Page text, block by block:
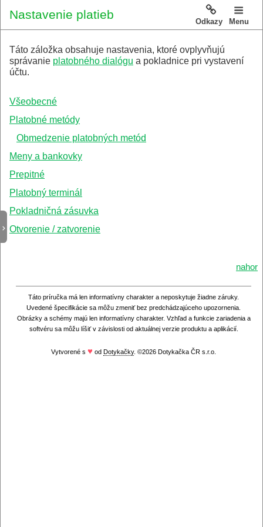
Nastavenie platieb
Odkazy Menu
Táto záložka obsahuje nastavenia, ktoré ovplyvňujú
správanie platobného dialógu a pokladnice pri vystavení
účtu.
Všeobecné
Platobné metódy
Obmedzenie platobných metód
Meny a bankovky
Prepitné
Platobný terminál
Pokladničná zásuvka
Otvorenie / zatvorenie
nahor
Táto príručka má len informatívny charakter a neposkytuje žiadne záruky.
Uvedené špecifikácie sa môžu zmeniť bez predchádzajúceho upozornenia.
Obrázky a schémy majú len informatívny charakter. Vzhľad a funkcie zariadenia a
softvéru sa môžu líšiť v závislosti od aktuálnej verzie produktu a aplikácií.
Vytvorené s ♥ od Dotykačky. ©2026 Dotykačka ČR s.r.o.